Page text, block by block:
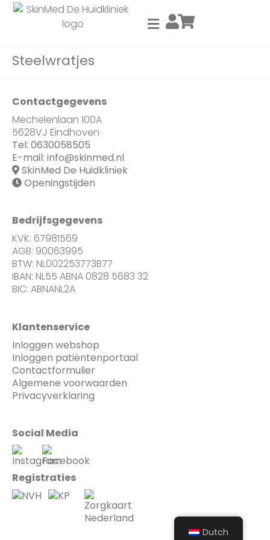
Steelwratjes
Contactgegevens
Mechelenlaan 100A
5628VJ Eindhoven
Tel: 0630058505
E-mail: info@skinmed.nl
SkinMed De Huidkliniek
Openingstijden
Bedrijfsgegevens
KVK: 67981569
AGB: 90063995
BTW: NL002253773B77
IBAN: NL55 ABNA 0828 5683 32
BIC: ABNANL2A
Klantenservice
Inloggen webshop
Inloggen patiëntenportaal
Contactformulier
Algemene voorwaarden
Privacyverklaring
Social Media
Registraties
Dutch